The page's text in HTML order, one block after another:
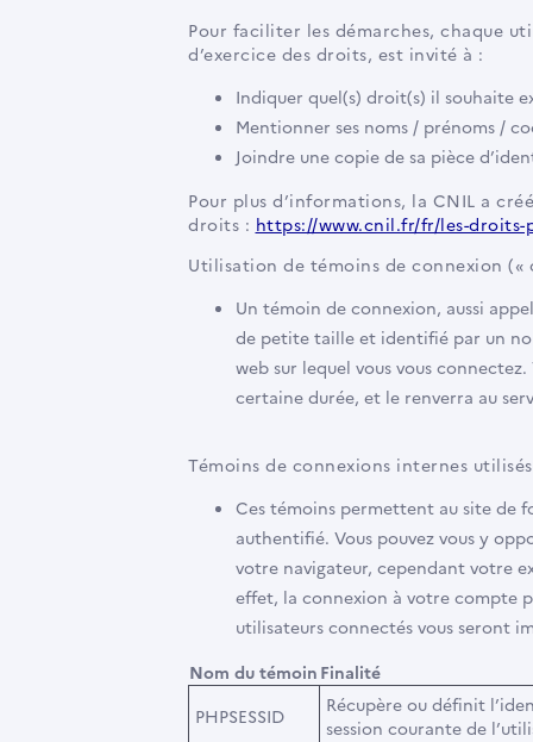
Pour faciliter les démarches, chaque
d’exercice des droits, est invité à :
Indiquer quel(s) droit(s) il souhaite
Mentionner ses noms / prénoms /
Joindre une copie de sa pièce
Pour plus d’informations, la CNIL a
droits : https://www.cnil.fr/fr/les-droits-
Utilisation de témoins de connexion («
Un témoin de connexion, aussi
de petite taille et identifié par un
web sur lequel vous vous
certaine durée, et le renverra au
Témoins de connexions internes
Ces témoins permettent au site de
authentifié. Vous pouvez vous y
votre navigateur, cependant votre
effet, la connexion à votre compte
utilisateurs connectés vous seront
Nom du témoin Finalité
PHPSESSID
Récupère ou définit
session courante de